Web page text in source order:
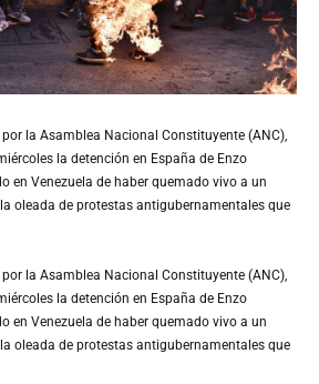
la Asamblea Nacional Constituyente (ANC),
la detención en España de Enzo
en Venezuela de haber quemado vivo a un
oleada de protestas antigubernamentales que
la Asamblea Nacional Constituyente (ANC),
la detención en España de Enzo
en Venezuela de haber quemado vivo a un
oleada de protestas antigubernamentales que